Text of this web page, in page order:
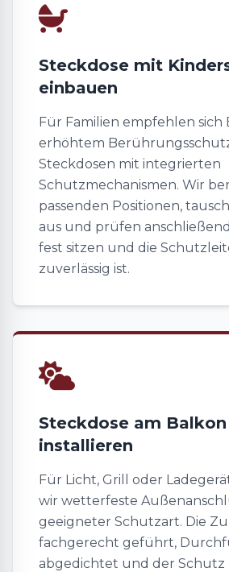
Steckdose mit
einbauen
Für Familien empfehlen sich
erhöhtem
Steckdosen mit integrierten
Schutzmechanismen. Wir
passenden Positionen,
aus und prüfen
fest sitzen und die
zuverlässig ist.
Steckdose am Balkon
installieren
Für Licht, Grill oder
wir wetterfeste
geeigneter Schutzart. Die
fachgerecht geführt,
abgedichtet und der Schutz